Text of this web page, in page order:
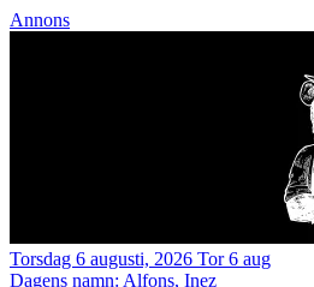
Annons
Torsdag 6 augusti, 2026 Tor 6 aug
Dagens namn: Alfons, Inez